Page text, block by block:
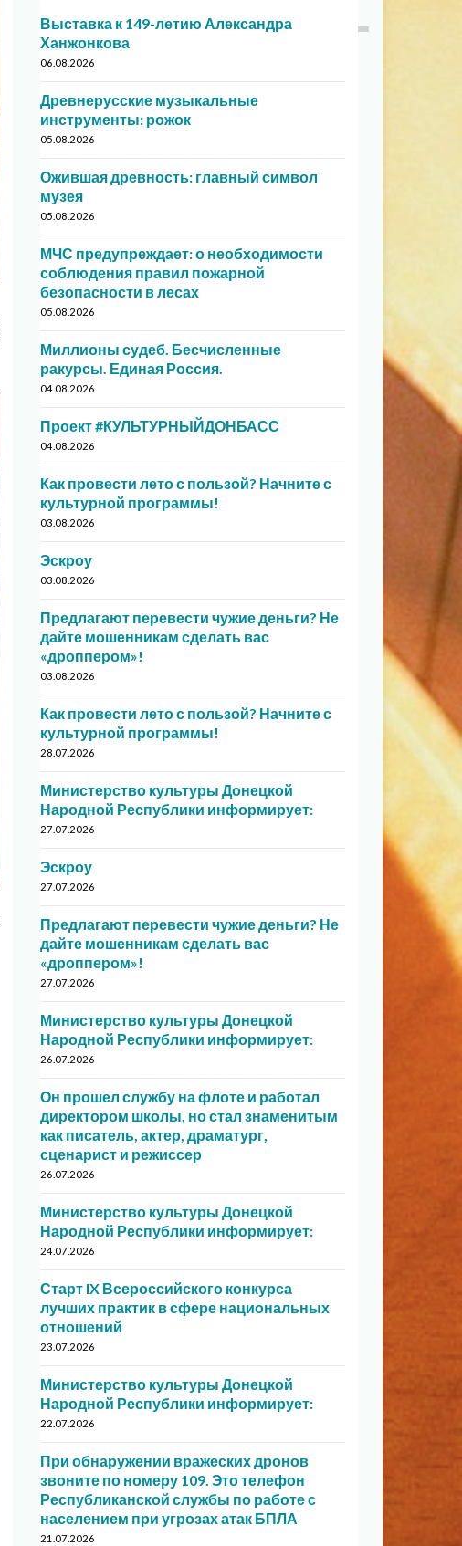
Выставка к 149-летию Александра
Ханжонкова
06.08.2026
Древнерусские музыкальные
инструменты: рожок
05.08.2026
Ожившая древность: главный символ
музея
05.08.2026
МЧС предупреждает: о необходимости
соблюдения правил пожарной
безопасности в лесах
05.08.2026
Миллионы судеб. Бесчисленные
ракурсы. Единая Россия.
04.08.2026
Проект #КУЛЬТУРНЫЙДОНБАСС
04.08.2026
Как провести лето с пользой? Начните с
культурной программы!
03.08.2026
Эскроу
03.08.2026
Предлагают перевести чужие деньги? Не
дайте мошенникам сделать вас
«дроппером»!
03.08.2026
Как провести лето с пользой? Начните с
культурной программы!
28.07.2026
Министерство культуры Донецкой
Народной Республики информирует:
27.07.2026
Эскроу
27.07.2026
Предлагают перевести чужие деньги? Не
дайте мошенникам сделать вас
«дроппером»!
27.07.2026
Министерство культуры Донецкой
Народной Республики информирует:
26.07.2026
Он прошел службу на флоте и работал
директором школы, но стал знаменитым
как писатель, актер, драматург,
сценарист и режиссер
26.07.2026
Министерство культуры Донецкой
Народной Республики информирует:
24.07.2026
Старт IX Всероссийского конкурса
лучших практик в сфере национальных
отношений
23.07.2026
Министерство культуры Донецкой
Народной Республики информирует:
22.07.2026
При обнаружении вражеских дронов
звоните по номеру 109. Это телефон
Республиканской службы по работе с
населением при угрозах атак БПЛА
21.07.2026